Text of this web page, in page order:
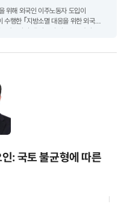
위해 외국인 이주노동자 도입이
수행한 ｢지방소멸 대응을 위한 외국인
: 국토 불균형에 따른